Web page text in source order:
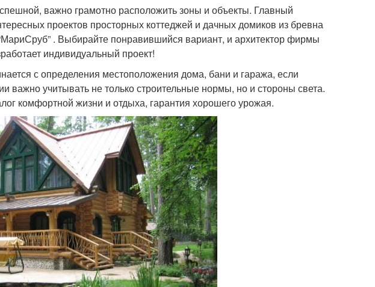
важно грамотно расположить зоны и объекты. Главный
проектов просторных коттеджей и дачных домиков из бревна
. Выбирайте понравившийся вариант, и архитектор фирмы
индивидуальный проект!
с определения местоположения дома, бани и гаража, если
важно учитывать не только строительные нормы, но и стороны света.
комфортной жизни и отдыха, гарантия хорошего урожая.